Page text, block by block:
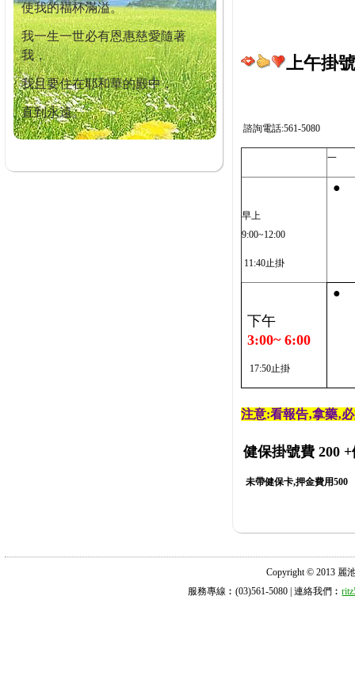
使我的福杯滿溢。
我一生一世必有恩惠慈愛隨著
我，
我且要住在耶和華的殿中，
直到永遠。
上午掛
諮詢電話:561-5080
一
早上
9:00~12:00
11:40止掛
●
下午
3:00~ 6:00
17:50止掛
●
注意:看報告‚拿藥‚
健保掛號費 200 +
未帶健保卡,押金費用500
Copyright © 2013 麗
服務專線︰(03)561-5080 | 連絡我們︰